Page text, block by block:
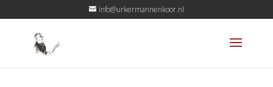
info@urkermannenkoor.nl